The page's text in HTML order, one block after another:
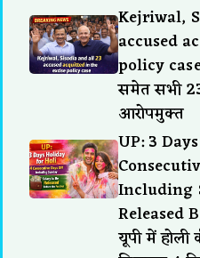
Kejriwal,
accused
policy
समेत सभी
आरोपमुक्त
UP: 3
Including
Released
यूपी में होली